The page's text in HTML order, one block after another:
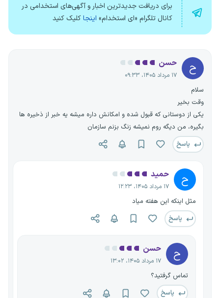
برای دریافت جدیدترین اخبار و آگهی‌های استخدامی در
کانال تلگرام «ای استخدام» اینجاکلیک کنید
ح حسن
۱۷ مرداد ۱۴۰۵، ۰۹:۳۳
سلام
وقت بخیر
یکی از دوستانی که قبول شده و امکانش داره میشه یه خبر از ذخیره ها
بگیره، من دیگه روم نمیشه زنگ بزنم سازمان
پاسخ
ح حمید
۱۷ مرداد ۱۴۰۵، ۱۲:۲۳
مثل اینکه این هفته میاد
پاسخ
ح حسن
۱۷ مرداد ۱۴۰۵، ۱۳:۰۲
تماس گرفتید؟
پاسخ